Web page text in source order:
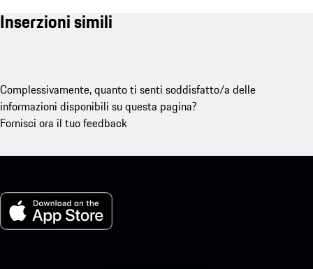
Inserzioni simili
Complessivamente, quanto ti senti soddisfatto/a delle
informazioni disponibili su questa pagina?
Fornisci ora il tuo feedback